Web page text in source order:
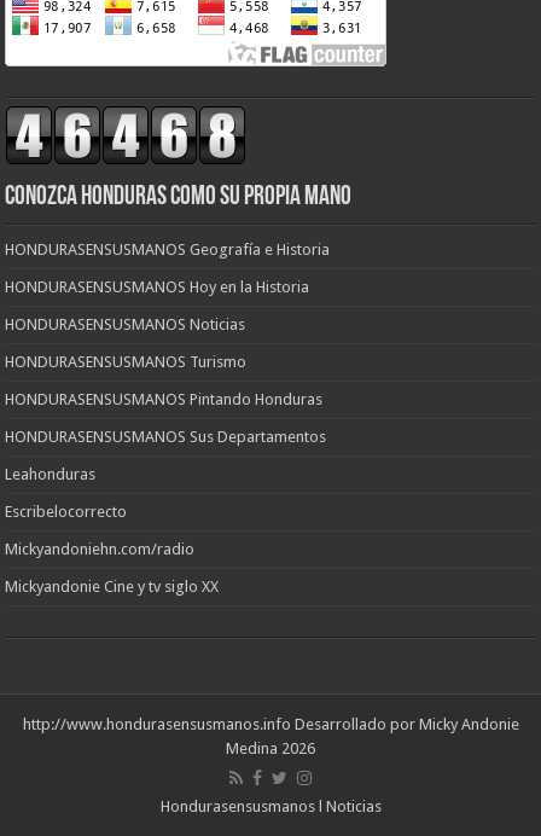
CONOZCA HONDURAS COMO SU PROPIA MANO
HONDURASENSUSMANOS Geografía e Historia
HONDURASENSUSMANOS Hoy en la Historia
HONDURASENSUSMANOS Noticias
HONDURASENSUSMANOS Turismo
HONDURASENSUSMANOS Pintando Honduras
HONDURASENSUSMANOS Sus Departamentos
Leahonduras
Escribelocorrecto
Mickyandoniehn.com/radio
Mickyandonie Cine y tv siglo XX
http://www.hondurasensusmanos.info Desarrollado por Micky Andonie
Medina 2026
Hondurasensusmanos l Noticias